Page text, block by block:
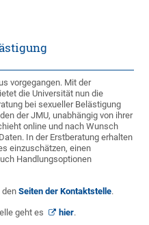
vorgegangen. Mit der
die Universität nun die
bei sexueller Belästigung
der JMU, unabhängig von ihrer
online und nach Wunsch
In der Erstberatung erhalten
einzuschätzen, einen
Handlungsoptionen
denSeiten der Kontaktstelle.
geht es hier.